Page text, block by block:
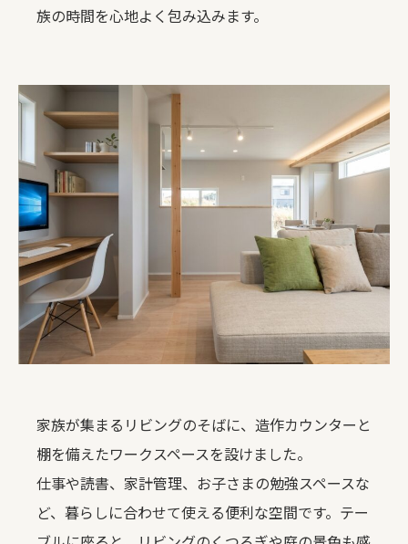
族の時間を心地よく包み込みます。
家族が集まるリビングのそばに、造作カウンターと
棚を備えたワークスペースを設けました。
仕事や読書、家計管理、お子さまの勉強スペースな
ど、暮らしに合わせて使える便利な空間です。テー